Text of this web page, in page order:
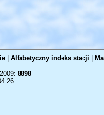
| Alfabetyczny indeks stacji
8898